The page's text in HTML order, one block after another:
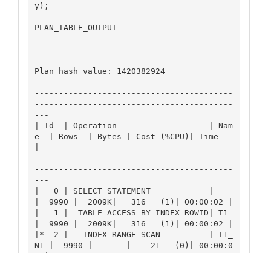
y);
PLAN_TABLE_OUTPUT
-----------------------------------------
-----------------------------------------
--------------------------------------
Plan hash value: 1420382924
-----------------------------------------
-----------------------------------------
---
| Id  | Operation                   | Nam
e  | Rows  | Bytes | Cost (%CPU)| Time
-----------------------------------------
-----------------------------------------
---
|   0 | SELECT STATEMENT            |
|  9990 |  2009K|   316   (1)| 00:00:02 |
|   1 |  TABLE ACCESS BY INDEX ROWID| T1
|  9990 |  2009K|   316   (1)| 00:00:02 |
|*  2 |   INDEX RANGE SCAN          | T1_
N1 |  9990 |       |    21   (0)| 00:00:0